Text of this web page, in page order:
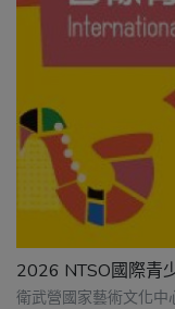
2026 NTSO國際青
衛武營國家藝術文化中